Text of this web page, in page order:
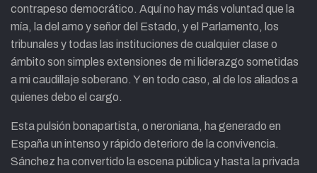
contrapeso democrático. Aquí no hay más voluntad que la
mía, la del amo y señor del Estado, y el Parlamento, los
tribunales y todas las instituciones de cualquier clase o
ámbito son simples extensiones de mi liderazgo sometidas
a mi caudillaje soberano. Y en todo caso, al de los aliados a
quienes debo el cargo.
Esta pulsión bonapartista, o neroniana, ha generado en
España un intenso y rápido deterioro de la convivencia.
Sánchez ha convertido la escena pública y hasta la privada